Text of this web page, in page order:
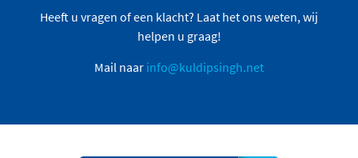
Heeft u vragen of een klacht? Laat het ons weten, wij
helpen u graag!
Mail naar info@kuldipsingh.net